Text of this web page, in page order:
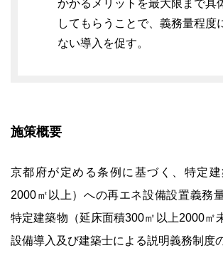
かかるメリットを最大限まで具
してもらうことで、義務量程度
ない導入を促す。
施策概要
京都府が定める条例に基づく、特定
2000㎡以上）への再エネ設備設置義務
特定建築物（延床面積300㎡以上2000㎡
設備導入及び建築士による説明義務制度